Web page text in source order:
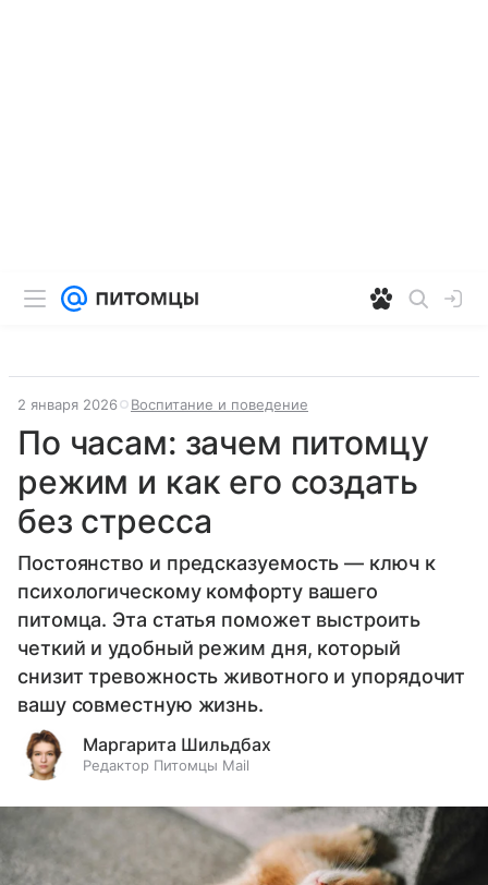
2 января 2026 Воспитание и поведение
По часам: зачем питомцу
режим и как его создать
без стресса
Постоянство и предсказуемость — ключ к
психологическому комфорту вашего
питомца. Эта статья поможет выстроить
четкий и удобный режим дня, который
снизит тревожность животного и упорядочит
вашу совместную жизнь.
Маргарита Шильдбах
Редактор Питомцы Mail